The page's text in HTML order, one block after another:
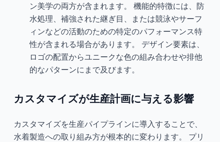
ン美学の両方が含まれます。 機能的特徴には、防
水処理、補強された継ぎ目、または競泳やサーフ
ィンなどの活動のための特定のパフォーマンス特
性が含まれる場合があります。 デザイン要素は、
ロゴの配置からユニークな色の組み合わせや排他
的なパターンにまで及びます。
カスタマイズが生産計画に与える影響
カスタマイズを生産パイプラインに導入することで、
水着製造への取り組み方が根本的に変わります。 プリ